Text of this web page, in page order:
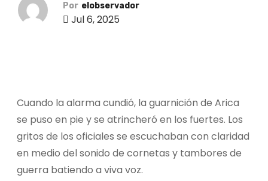
Por elobservador
Jul 6, 2025
Cuando la alarma cundió, la guarnición de Arica
se puso en pie y se atrincheró en los fuertes. Los
gritos de los oficiales se escuchaban con claridad
en medio del sonido de cornetas y tambores de
guerra batiendo a viva voz.